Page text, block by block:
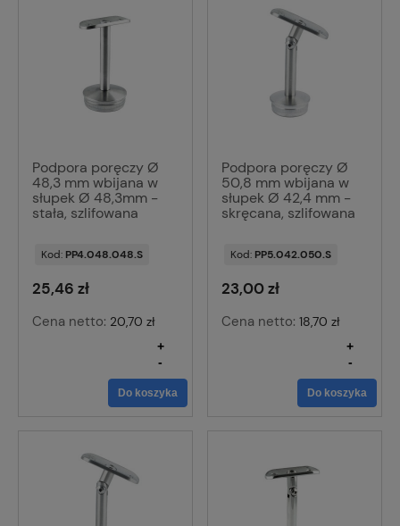
Podpora poręczy Ø
48,3 mm wbijana w
słupek Ø 48,3mm -
stała, szlifowana
Kod: PP4.048.048.S
25,46 zł
Cena netto: 20,70 zł
-
+
Do koszyka
Podpora poręczy Ø
50,8 mm wbijana w
słupek Ø 42,4 mm -
skręcana, szlifowana
Kod: PP5.042.050.S
23,00 zł
Cena netto:18,70 zł
-
+
Do koszyka